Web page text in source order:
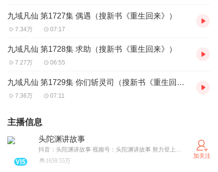
九域凡仙 第1727集 偶遇（搜新书《重生回来》）
7.34万 07:17
九域凡仙 第1728集 求助（搜新书《重生回来》）
7.27万 06:55
九域凡仙 第1729集 你们斩灵司（搜新书《重生回来》）
7.36万 07:11
主播信息
头陀渊讲故事
抖音：头陀渊讲故事 视频号：头陀渊讲故事 努力登上人生的喜马拉雅！
1659.55万
加关注